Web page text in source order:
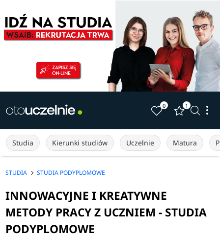
0 1
Studia Kierunki studiów Uczelnie Matura
STUDIA STUDIA PODYPLOMOWE
INNOWACYJNE I KREATYWNE
METODY PRACY Z UCZNIEM - STUDIA
PODYPLOMOWE